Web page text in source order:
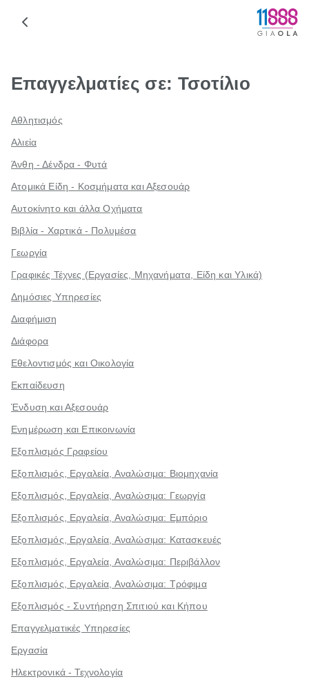
Επαγγελματίες σε: Τσοτίλιο
Αθλητισμός
Αλιεία
Άνθη - Δένδρα - Φυτά
Ατομικά Είδη - Κοσμήματα και Αξεσουάρ
Αυτοκίνητο και άλλα Οχήματα
Βιβλία - Χαρτικά - Πολυμέσα
Γεωργία
Γραφικές Τέχνες (Εργασίες, Μηχανήματα, Είδη και Υλικά)
Δημόσιες Υπηρεσίες
Διαφήμιση
Διάφορα
Εθελοντισμός και Οικολογία
Εκπαίδευση
Ένδυση και Αξεσουάρ
Ενημέρωση και Επικοινωνία
Εξοπλισμός Γραφείου
Εξοπλισμός, Εργαλεία, Αναλώσιμα: Βιομηχανία
Εξοπλισμός, Εργαλεία, Αναλώσιμα: Γεωργία
Εξοπλισμός, Εργαλεία, Αναλώσιμα: Εμπόριο
Εξοπλισμός, Εργαλεία, Αναλώσιμα: Κατασκευές
Εξοπλισμός, Εργαλεία, Αναλώσιμα: Περιβάλλον
Εξοπλισμός, Εργαλεία, Αναλώσιμα: Τρόφιμα
Εξοπλισμός - Συντήρηση Σπιτιού και Κήπου
Επαγγελματικές Υπηρεσίες
Εργασία
Ηλεκτρονικά - Τεχνολογία